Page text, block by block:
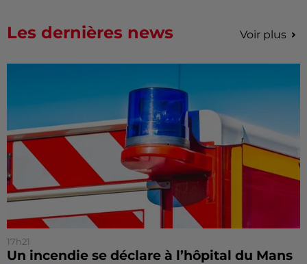
Les dernières news Voir plus
17h21
Un incendie se déclare à l’hôpital du Mans